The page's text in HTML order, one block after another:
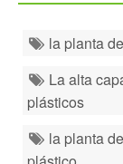
la planta
La alta
plásticos
la planta